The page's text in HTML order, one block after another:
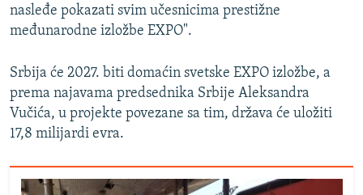
nasleđe pokazati svim učesnicima prestižne
međunarodne izložbe EXPO".
Srbija će 2027. biti domaćin svetske EXPO izložbe, a
prema najavama predsednika Srbije Aleksandra
Vučića, u projekte povezane sa tim, država će uložiti
17,8 milijardi evra.